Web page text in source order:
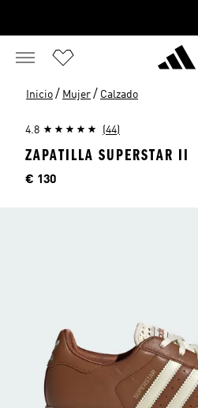
Inicio / Mujer / Calzado
4.8 (44)
ZAPATILLA SUPERSTAR II
Precio
€ 130